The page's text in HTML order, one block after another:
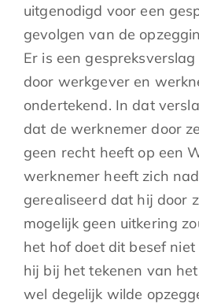
uitgenodigd voor een
gevolgen van de
Er is een
door werkgever en
ondertekend. In dat
dat de werknemer door
geen recht heeft op een
werknemer heeft zich
gerealiseerd dat hij door
mogelijk geen uitkering
het hof doet dit besef
hij bij het tekenen van
wel degelijk wilde